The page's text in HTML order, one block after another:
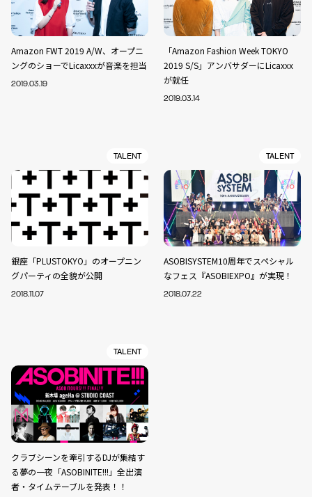
Amazon FWT 2019 A/W、オープニ
ングのショーでLicaxxxが音楽を担当
2019.03.19
「Amazon Fashion Week TOKYO
2019 S/S」アンバサダーにLicaxxx
が就任
2019.03.14
TALENT
銀座「PLUSTOKYO」のオープニン
グパーティの全貌が公開
2018.11.07
TALENT
ASOBISYSTEM10周年でスペシャル
なフェス『ASOBIEXPO』が実現！
2018.07.22
TALENT
クラブシーンを牽引するDJが集結す
る夢の一夜「ASOBINITE!!!」全出演
者・タイムテーブルを発表！！